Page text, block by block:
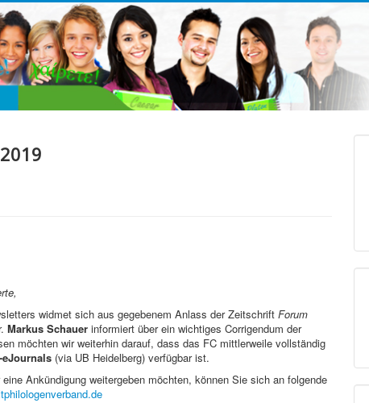
widmet sich aus gegebenem Anlass der Zeitschrift Forum
Markus Schauerinformiert über ein wichtiges Corrigendum der
möchten wir weiterhin darauf, dass das FC mittlerweile vollständig
(via UB Heidelberg) verfügbar ist.
Ankündigung weitergeben möchten, können Sie sich an folgende